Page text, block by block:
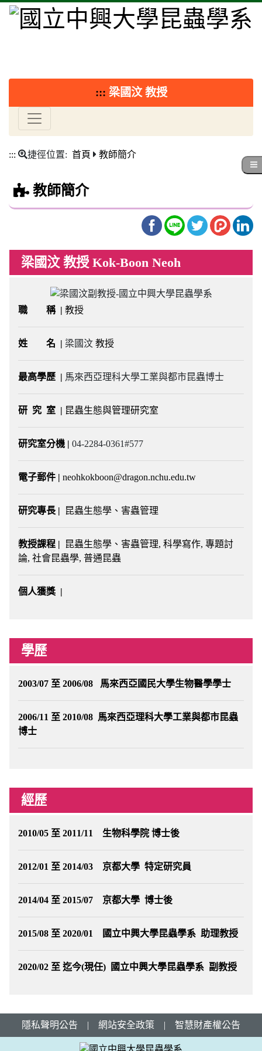
::: 梁國汶 教授
::: 捷徑位置: 首頁 教師簡介
教師簡介
梁國汶 教授 Kok-Boon Neoh
職 稱 | 教授
姓 名 | 梁國汶 教授
最高學歷 | 馬來西亞理科大學工業與都市昆蟲博士
研 究 室 | 昆蟲生態與管理研究室
研究室分機 | 04-2284-0361#577
電子郵件 | neohkokboon@dragon.nchu.edu.tw
研究專長 | 昆蟲生態學、害蟲管理
教授課程 |
昆蟲生態學、害蟲管理, 科學寫作, 專題討
論, 社會昆蟲學, 普通昆蟲
個人獲獎 |
學歷
2003/07 至 2006/08 馬來西亞國民大學生物醫學學士
2006/11 至 2010/08 馬來西亞理科大學工業與都市昆蟲
博士
經歷
2010/05 至 2011/11 生物科學院 博士後
2012/01 至 2014/03 京都大學 特定研究員
2014/04 至 2015/07 京都大學 博士後
2015/08 至 2020/01 國立中興大學昆蟲學系 助理教授
2020/02 至 迄今(現任) 國立中興大學昆蟲學系 副教授
隱私聲明公告 | 網站安全政策 | 智慧財產權公告